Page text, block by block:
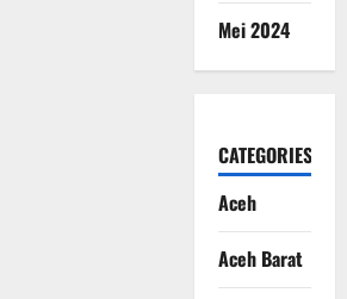
Mei 2024
CATEGORIES
Aceh
Aceh Barat